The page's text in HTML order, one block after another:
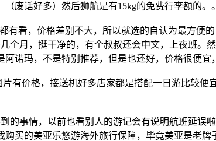
废话好多）然后狮航是有15kg的免费行李额的。。
都有看，价格差别不大，所以就选的自认为最方便
个月，挺干净的，有个叔叔还会中文，上夜班
诺玛，不是特别推荐，但是也还好，价格很便宜
有价格，接送机好多店家都是搭配一日游比较便
的事情，以前也看别人的游记会有说明航班延
购买的美亚乐悠游海外旅行保障，毕竟美亚是老